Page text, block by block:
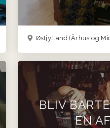
Østjylland(Århus og
BLIV
EN